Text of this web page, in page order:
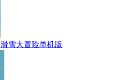
滑雪大冒险单机版